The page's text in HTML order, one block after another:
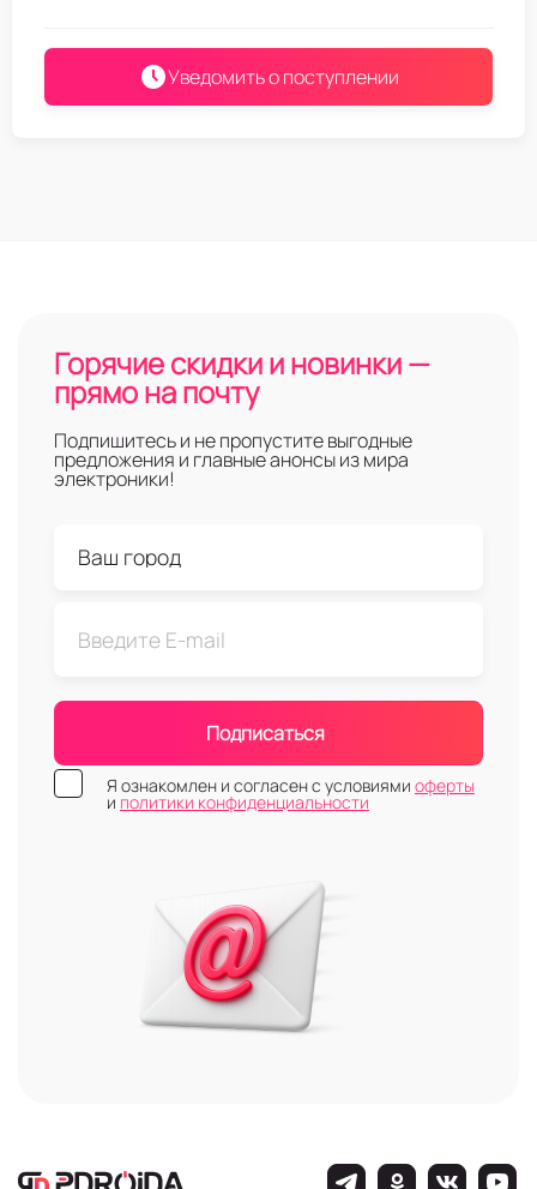
Уведомить о поступлении
Горячие скидки и новинки —
прямо на почту
Подпишитесь и не пропустите выгодные
предложения и главные анонсы из мира
электроники!
Подписаться
Я ознакомлен и согласен с условиями оферты
и политики конфиденциальности